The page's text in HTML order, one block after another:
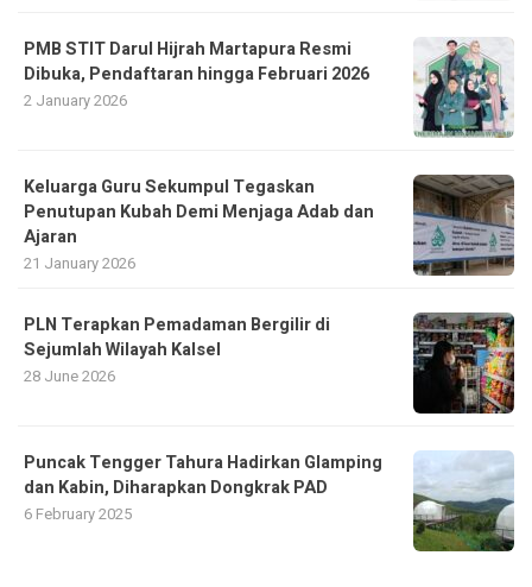
PMB STIT Darul Hijrah Martapura Resmi
Dibuka, Pendaftaran hingga Februari 2026
2 January 2026
Keluarga Guru Sekumpul Tegaskan
Penutupan Kubah Demi Menjaga Adab dan
Ajaran
21 January 2026
PLN Terapkan Pemadaman Bergilir di
Sejumlah Wilayah Kalsel
28 June 2026
Puncak Tengger Tahura Hadirkan Glamping
dan Kabin, Diharapkan Dongkrak PAD
6 February 2025